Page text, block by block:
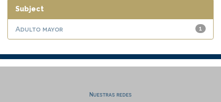
Subject
1
Adulto mayor
Nuestras redes